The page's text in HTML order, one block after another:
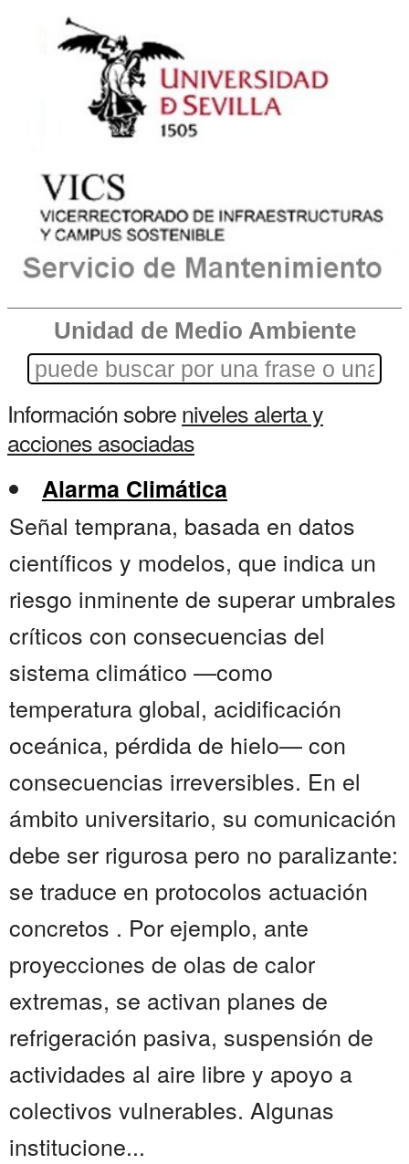
Unidad de Medio Ambiente
Información sobreniveles alerta y
acciones asociadas
Alarma Climática
Señal temprana, basada en datos
científicos y modelos, que indica un
riesgo inminente de superar umbrales
críticos con consecuencias del
sistema climático —como
temperatura global, acidificación
oceánica, pérdida de hielo— con
consecuencias irreversibles. En el
ámbito universitario, su comunicación
debe ser rigurosa pero no paralizante:
se traduce en protocolos actuación
concretos . Por ejemplo, ante
proyecciones de olas de calor
extremas, se activan planes de
refrigeración pasiva, suspensión de
actividades al aire libre y apoyo a
colectivos vulnerables. Algunas
institucione...